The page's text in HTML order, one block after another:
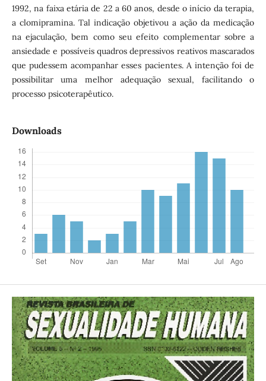
1992, na faixa etária de 22 a 60 anos, desde o início da terapia,
a clomipramina. Tal indicação objetivou a ação da medicação
na ejaculação, bem como seu efeito complementar sobre a
ansiedade e possíveis quadros depressivos reativos mascarados
que pudessem acompanhar esses pacientes. A intenção foi de
possibilitar uma melhor adequação sexual, facilitando o
processo psicoterapêutico.
Downloads